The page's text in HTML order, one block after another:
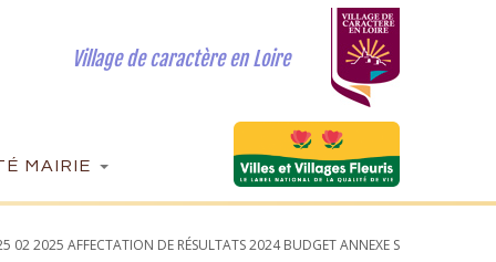
Village de caractère en Loire
MAIRIE
02 2025 AFFECTATION DE RÉSULTATS 2024 BUDGET ANNEXE S